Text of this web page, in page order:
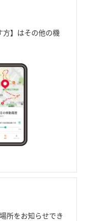
方】はその他の機
所をお知らせでき